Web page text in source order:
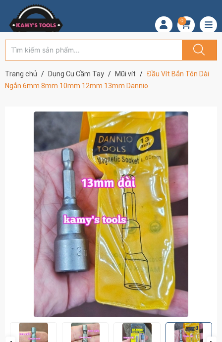
0
Trang chủ Dụng Cụ Cầm Tay Mũi vít
Đầu Vít Bắn Tôn Dài
Ngắn 6mm 8mm 10mm 12mm 13mm Dannio